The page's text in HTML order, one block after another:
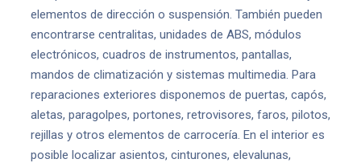
elementos de dirección o suspensión. También pueden
encontrarse centralitas, unidades de ABS, módulos
electrónicos, cuadros de instrumentos, pantallas,
mandos de climatización y sistemas multimedia. Para
reparaciones exteriores disponemos de puertas, capós,
aletas, paragolpes, portones, retrovisores, faros, pilotos,
rejillas y otros elementos de carrocería. En el interior es
posible localizar asientos, cinturones, elevalunas,